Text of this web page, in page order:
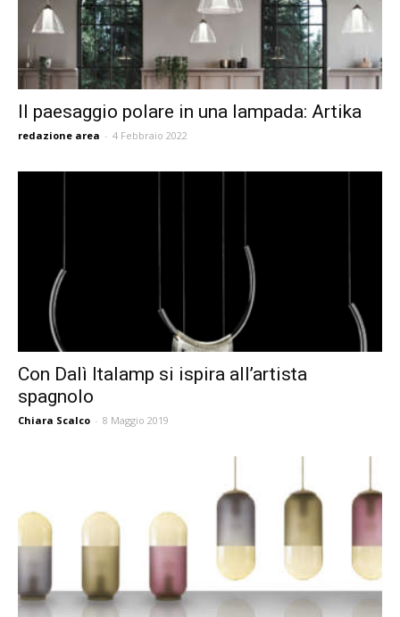
Il paesaggio polare in una lampada: Artika
redazione area - 4 Febbraio 2022
Con Dalì Italamp si ispira all’artista
spagnolo
Chiara Scalco - 8 Maggio 2019